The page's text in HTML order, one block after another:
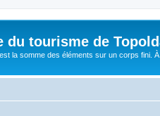
du tourisme de
la somme des éléments sur un corps fini.